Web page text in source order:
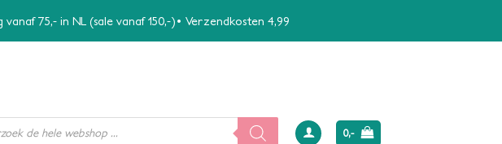
75,- in NL (sale vanaf 150,-)• Verzendkosten 4,99
0,-